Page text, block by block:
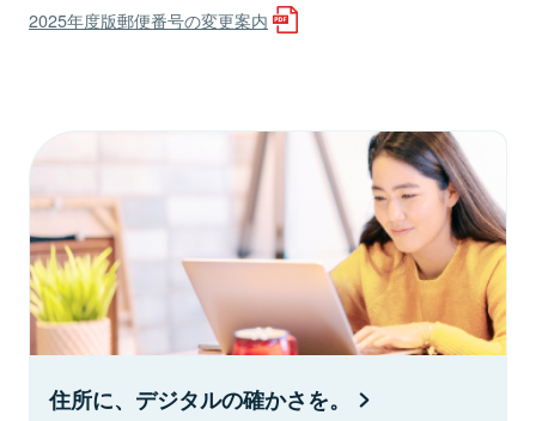
2025年度版郵便番号の変更案内
住所に、デジタルの確かさを。